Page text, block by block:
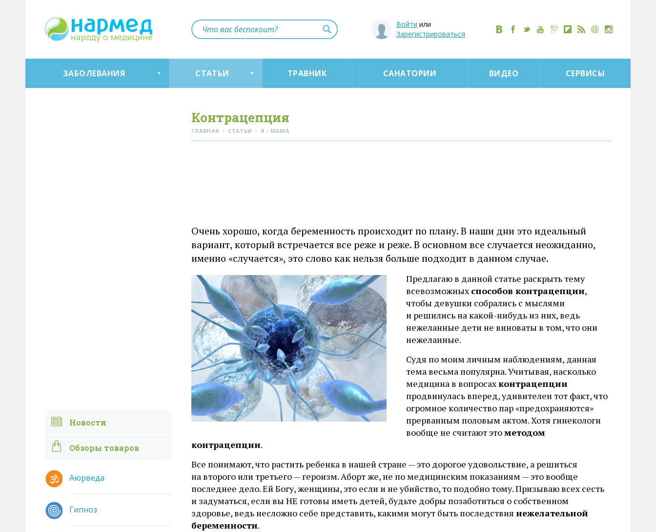
Войти или
Зарегистрироваться
ЗАБОЛЕВАНИЯ СТАТЬИ ТРАВНИК САНАТОРИИ ВИДЕО СЕРВИСЫ
Контрацепция
ГЛАВНАЯ › СТАТЬИ › Я - МАМА
Очень хорошо, когда беременность происходит по плану. В наши дни это идеальный
вариант, который встречается все реже и реже. В основном все случается неожиданно,
именно «случается», это слово как нельзя больше подходит в данном случае.
Предлагаю в данной статье раскрыть тему
всевозможных способов контрацепции,
чтобы девушки собрались с мыслями
и решились на какой-нибудь из них, ведь
нежеланные дети не виноваты в том, что они
нежеланные.
Судя по моим личным наблюдениям, данная
тема весьма популярна. Учитывая, насколько
медицина в вопросахконтрацепции
продвинулась вперед, удивителен тот факт, что
огромное количество пар «предохраняются»
прерванным половым актом. Хотя гинекологи
вообще не считают этометодом
контрацепции.
Все понимают, что растить ребенка в нашей стране — это дорогое удовольствие, а решиться
на второго или третьего — героизм. Аборт же, не по медицинским показаниям — это вообще
последнее дело. Ей Богу, женщины, это если и не убийство, то подобно тому. Призываю всех сесть
и задуматься, если вы НЕ готовы иметь детей, будьте добры позаботиться о собственном
здоровье, ведь несложно себе представить, какими могут быть последствия нежелательной
беременности.
Новости
Обзоры товаров
Аюрведа
Гипноз